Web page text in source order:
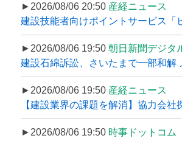
►2026/08/06 20:50 産経ニュース
建設技能者向けポイントサービス「
►2026/08/06 19:50 朝日新聞デジタ
建設石綿訴訟、さいたまで一部和解
►2026/08/06 19:50 産経ニュース
【建設業界の課題を解消】協力会
►2026/08/06 19:50 時事ドットコム